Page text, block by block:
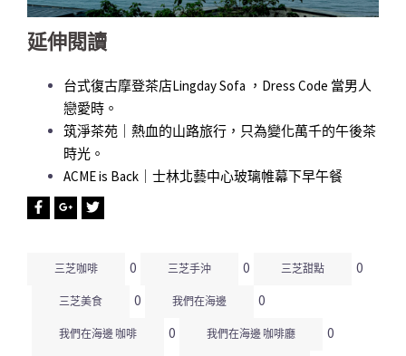
延伸閱讀
台式復古摩登茶店Lingday Sofa ，Dress Code 當男人
戀愛時。
筑淨茶苑｜熱血的山路旅行，只為變化萬千的午後茶
時光。
ACME is Back｜士林北藝中心玻璃帷幕下早午餐
三芝咖啡 0 三芝手沖 0 三芝甜點 0
三芝美食 0 我們在海邊 0
我們在海邊 咖啡 0 我們在海邊 咖啡廳 0